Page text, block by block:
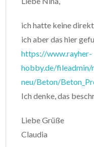
ich hatte keine
ich aber das hier
https://www.rayher-
hobby.de/
neu/Beton/
Ich denke, das
Liebe Grüße
Claudia